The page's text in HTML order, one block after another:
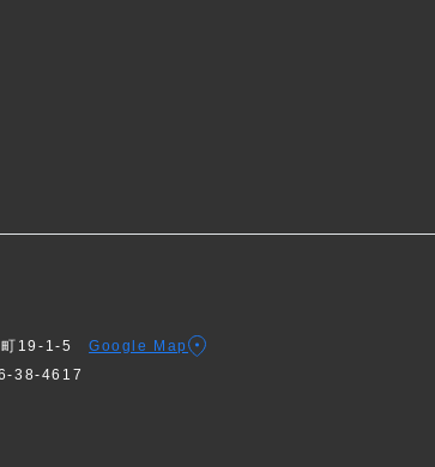
町19-1-5Google Map
38-4617